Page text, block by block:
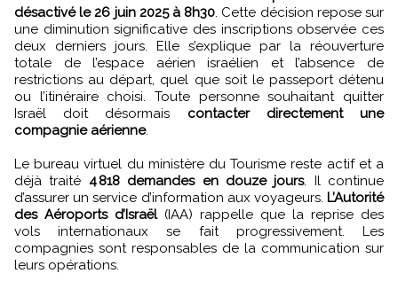
désactivé le 26 juin 2025 à 8h30. Cette décision repose sur
une diminution significative des inscriptions observée ces
deux derniers jours. Elle s’explique par la réouverture
totale de l’espace aérien israélien et l’absence de
restrictions au départ, quel que soit le passeport détenu
ou l’itinéraire choisi. Toute personne souhaitant quitter
Israël doit désormais contacter directement une
compagnie aérienne.
Le bureau virtuel du ministère du Tourisme reste actif et a
déjà traité 4 818 demandes en douze jours. Il continue
d’assurer un service d’information aux voyageurs. L’Autorité
des Aéroports d’Israël(IAA) rappelle que la reprise des
vols internationaux se fait progressivement. Les
compagnies sont responsables de la communication sur
leurs opérations.